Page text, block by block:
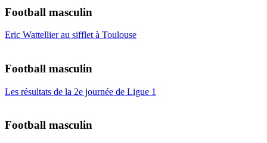
Football masculin
Eric Wattellier au sifflet à Toulouse
Football masculin
Les résultats de la 2e journée de Ligue 1
Football masculin